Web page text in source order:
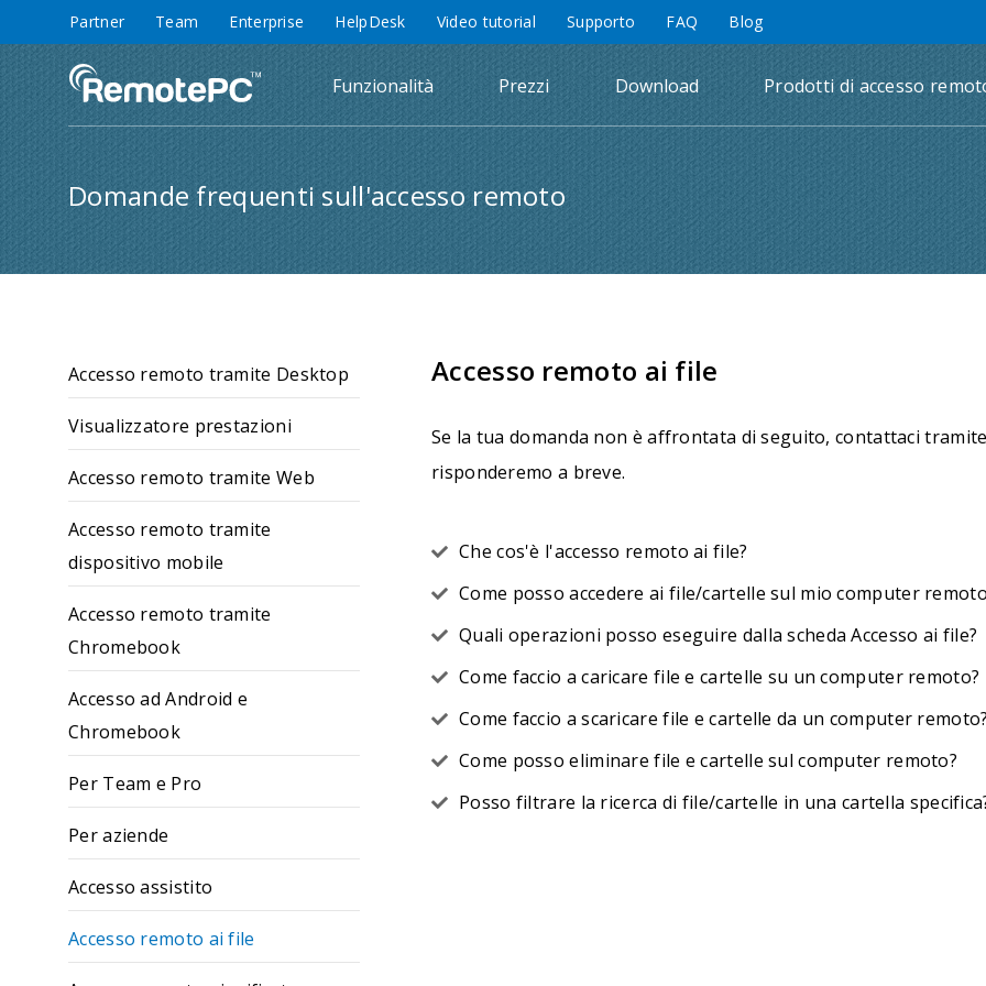
Partner Team Enterprise HelpDesk Video tutorial Supporto FAQ Blog
Funzionalità Prezzi Download Prodotti di accesso
Domande frequenti sull'accesso remoto
Accesso remoto tramite Desktop
Visualizzatore prestazioni
Accesso remoto tramite Web
Accesso remoto tramite
dispositivo mobile
Accesso remoto tramite
Chromebook
Accesso ad Android e
Chromebook
Per Team e Pro
Per aziende
Accesso assistito
Accesso remoto ai file
Accesso remoto ai file
Se la tua domanda non è affrontata di seguito, contattaci
risponderemo a breve.
Che cos'è l'accesso remoto ai file?
Come posso accedere ai file/cartelle sul mio computer
Quali operazioni posso eseguire dalla scheda Accesso ai file?
Come faccio a caricare file e cartelle su un computer remoto?
Come faccio a scaricare file e cartelle da un computer remoto?
Come posso eliminare file e cartelle sul computer remoto?
Posso filtrare la ricerca di file/cartelle in una cartella